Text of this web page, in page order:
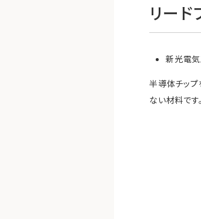
リー
新光電気
半導体チップ
ない材料です